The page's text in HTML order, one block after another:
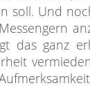
soll. Und
das ganz